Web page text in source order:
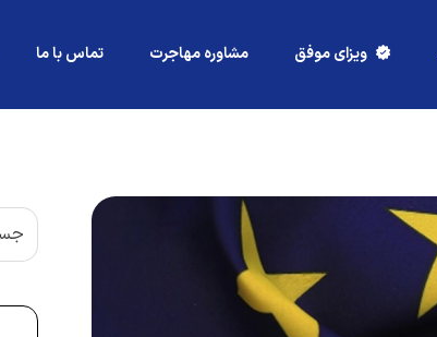
ویزای موفق مشاوره مهاجرت تماس با ما